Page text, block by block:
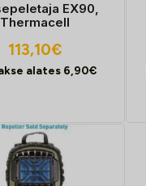
EX90,
Thermacell
113,10€
alates 6,90€